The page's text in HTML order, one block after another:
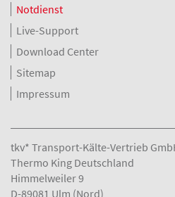
Notdienst
Live-Support
Download Center
Sitemap
Impressum
tkv* Transport-Kälte-Vertrieb
Thermo King Deutschland
Himmelweiler 9
D-89081 Ulm (Nord)